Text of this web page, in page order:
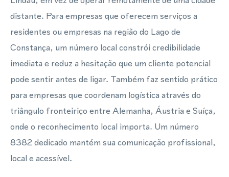
distante. Para empresas que oferecem serviços a
residentes ou empresas na região do Lago de
Constança, um número local constrói credibilidade
imediata e reduz a hesitação que um cliente potencial
pode sentir antes de ligar. Também faz sentido prático
para empresas que coordenam logística através do
triângulo fronteiriço entre Alemanha, Áustria e Suíça,
onde o reconhecimento local importa. Um número
8382 dedicado mantém sua comunicação profissional,
local e acessível.